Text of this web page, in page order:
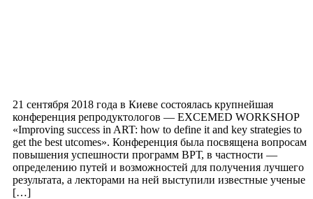
21 сентября 2018 года в Киеве состоялась крупнейшая
конференция репродуктологов — EXCEMED WORKSHOP
«Improving success in ART: how to define it and key strategies to
get the best utcomes». Конференция была посвящена вопросам
повышения успешности программ ВРТ, в частности —
определению путей и возможностей для получения лучшего
результата, а лекторами на ней выступили известные ученые
[…]